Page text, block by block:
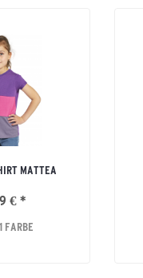
MATTEA
€ *
FARBE